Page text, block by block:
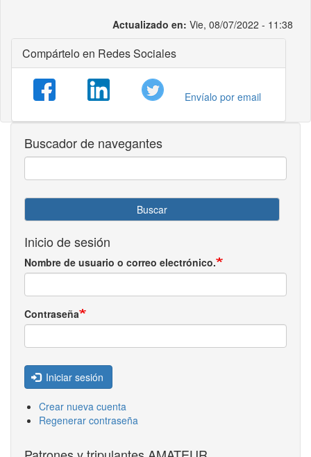
Actualizado en: Vie, 08/07/2022 - 11:38
Compártelo en Redes Sociales
Envíalo por email
Buscador de navegantes
Buscar
Inicio de sesión
Nombre de usuario o correo electrónico.
Contraseña
Iniciar sesión
Crear nueva cuenta
Regenerar contraseña